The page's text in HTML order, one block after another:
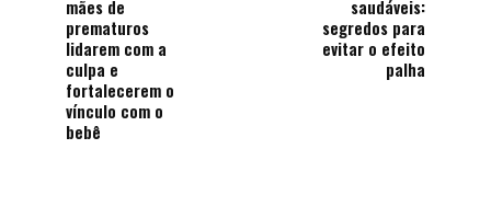
mães de
prematuros
lidarem com a
culpa e
fortalecerem o
vínculo com o
bebê
saudáveis:
segredos para
evitar o efeito
palha